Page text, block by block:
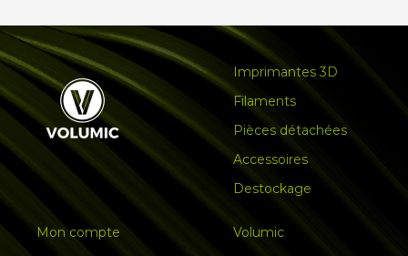
Imprimantes 3D
Filaments
Pièces détachées
Accessoires
Destockage
Mon compte
Volumic